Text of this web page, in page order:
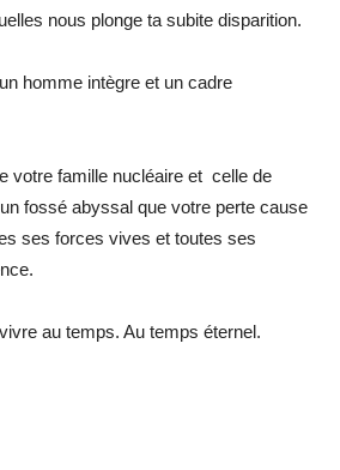
nous plonge ta subite disparition.
homme intègre et un cadre
votre famille nucléaire et celle de
fossé abyssal que votre perte cause
ses forces vives et toutes ses
au temps. Au temps éternel.